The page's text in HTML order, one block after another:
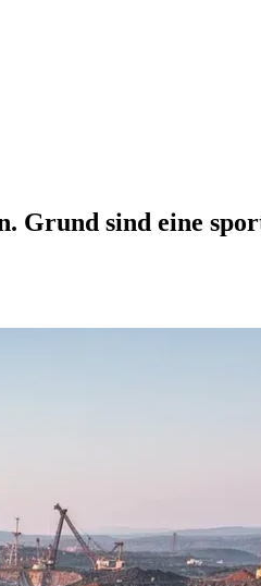
Grund sind eine